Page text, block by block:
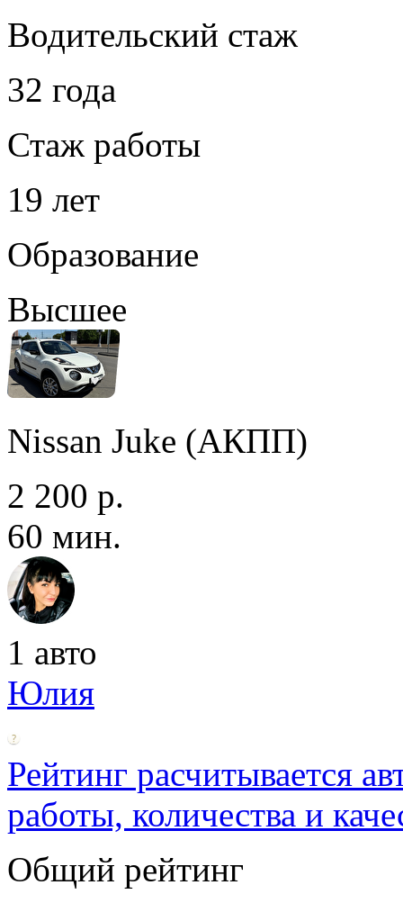
Водительский стаж
32 года
Стаж работы
19 лет
Образование
Высшее
Nissan Juke (АКПП)
2 200 р.
60 мин.
1 авто
Юлия
Рейтинг расчитывается
работы, количества и
Общий рейтинг